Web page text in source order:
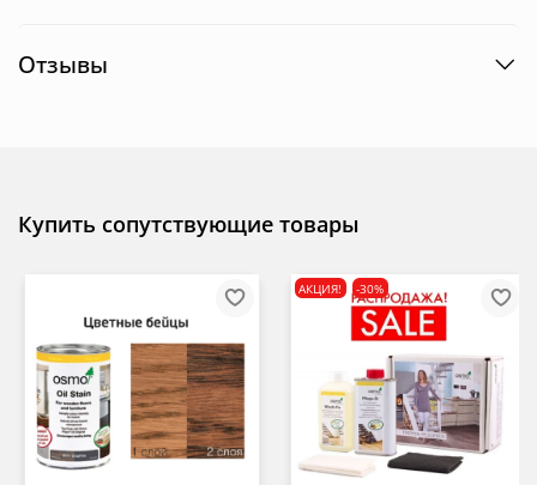
Отзывы
Купить сопутствующие товары
АКЦИЯ! -30%